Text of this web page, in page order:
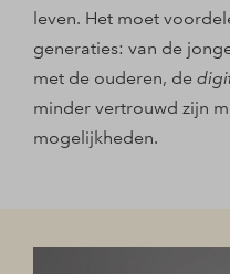
leven. Het moet
generaties: van de
met de ouderen, de
minder vertrouwd zijn
mogelijkheden.